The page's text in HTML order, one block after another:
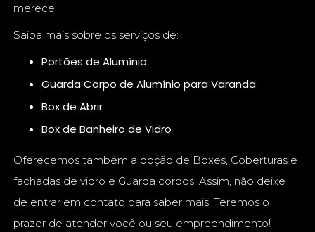
merece.
Saiba mais sobre os serviços de:
Portões de Alumínio
Guarda Corpo de Alumínio para Varanda
Box de Abrir
Box de Banheiro de Vidro
Oferecemos também a opção de Boxes, Coberturas e
fachadas de vidro e Guarda corpos. Assim, não deixe
de entrar em contato para saber mais. Teremos o
prazer de atender você ou seu empreendimento!